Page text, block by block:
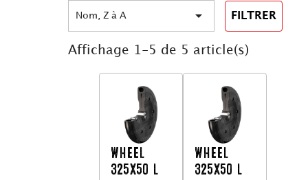
Nom, Z à A  FILTRER
Affichage 1-5 de 5 article(s)
WHEEL
325X50 L
WHEEL
325X50 L